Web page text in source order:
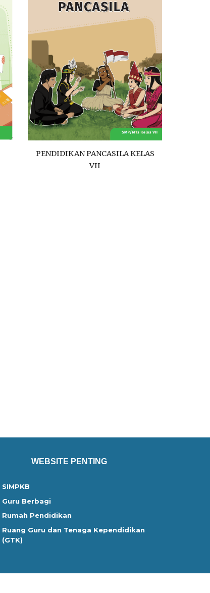
PENDIDIKAN PANCASILA KELAS
VII
WEBSITE PENTING
SIMPKB
Guru Berbagi
Rumah Pendidikan
Ruang Guru dan Tenaga Kependidikan
(GTK)